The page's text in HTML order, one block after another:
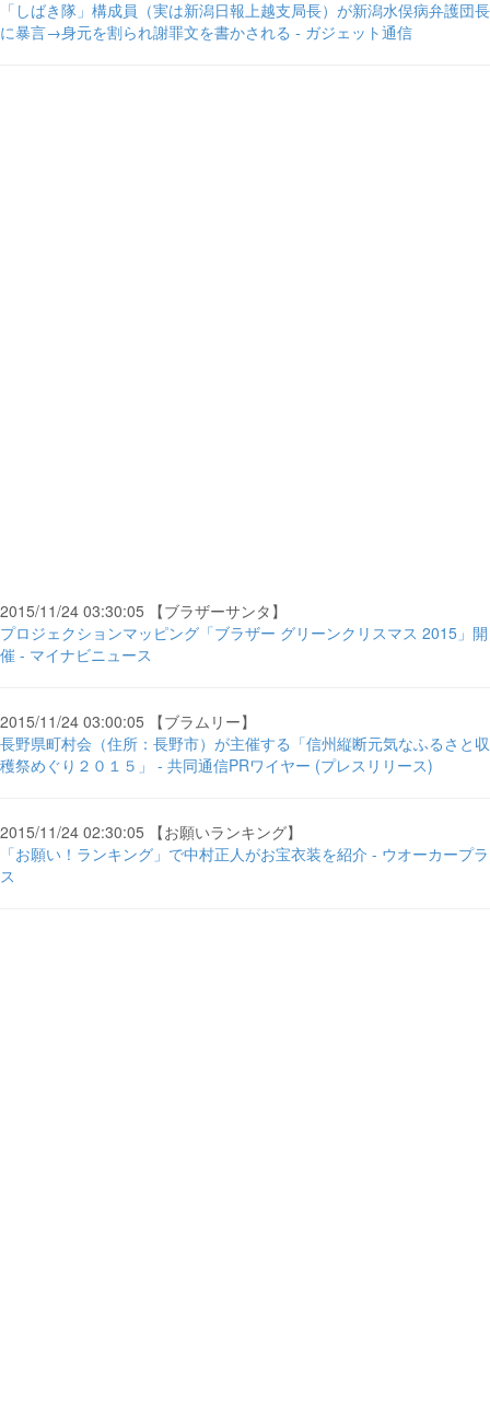
「しばき隊」構成員（実は新潟日報上越支局長）が新潟水俣病弁護団長
に暴言→身元を割られ謝罪文を書かされる - ガジェット通信
2015/11/24 03:30:05 【ブラザーサンタ】
プロジェクションマッピング「ブラザー グリーンクリスマス 2015」開
催 - マイナビニュース
2015/11/24 03:00:05 【ブラムリー】
長野県町村会（住所：長野市）が主催する「信州縦断元気なふるさと収
穫祭めぐり２０１５」 - 共同通信PRワイヤー (プレスリリース)
2015/11/24 02:30:05 【お願いランキング】
「お願い！ランキング」で中村正人がお宝衣装を紹介 - ウオーカープラ
ス